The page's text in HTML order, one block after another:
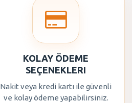
KOLAY ÖDEME
SEÇENEKLERI
Nakit veya kredi kartı ile güvenli
ve kolay ödeme yapabilirsiniz.